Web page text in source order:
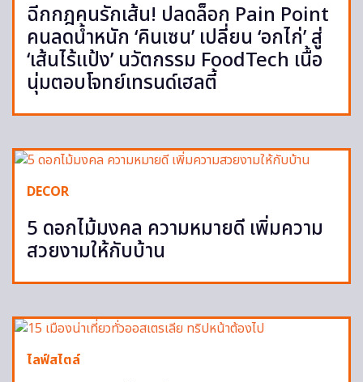
ฉีกกฎคนรักเส้น! ปลดล็อก Pain Point
คนลดน้ำหนัก ‘คินเซน’ เปลี่ยน ‘อกไก่’ สู่
‘เส้นไร้แป้ง’ นวัตกรรม FoodTech เนื้อ
นุ่มตอบโจทย์เทรนด์เฮลตี้
DECOR
5 ดอกไม้มงคล ความหมายดี เพิ่มความ
สวยงามให้กับบ้าน
ไลฟ์สไตล์